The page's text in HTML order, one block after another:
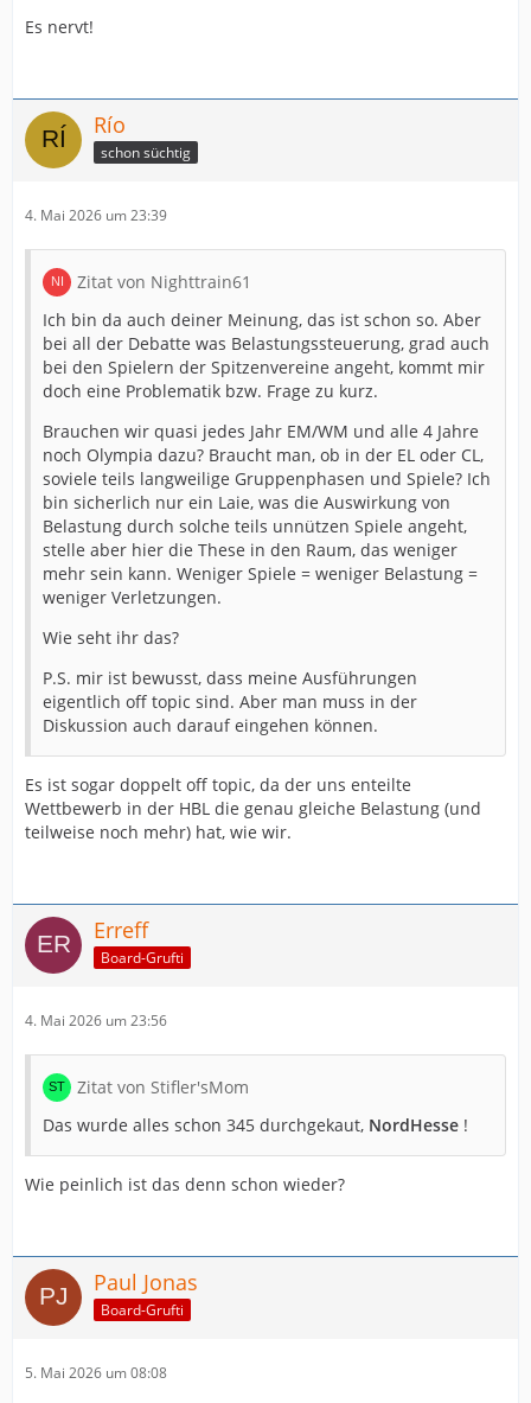
Es nervt!
Río
schon süchtig
4. Mai 2026 um 23:39
Zitat von Nighttrain61
Ich bin da auch deiner Meinung, das ist schon so. Aber
bei all der Debatte was Belastungssteuerung, grad auch
bei den Spielern der Spitzenvereine angeht, kommt mir
doch eine Problematik bzw. Frage zu kurz.
Brauchen wir quasi jedes Jahr EM/WM und alle 4 Jahre
noch Olympia dazu? Braucht man, ob in der EL oder CL,
soviele teils langweilige Gruppenphasen und Spiele? Ich
bin sicherlich nur ein Laie, was die Auswirkung von
Belastung durch solche teils unnützen Spiele angeht,
stelle aber hier die These in den Raum, das weniger
mehr sein kann. Weniger Spiele = weniger Belastung =
weniger Verletzungen.
Wie seht ihr das?
P.S. mir ist bewusst, dass meine Ausführungen
eigentlich off topic sind. Aber man muss in der
Diskussion auch darauf eingehen können.
Es ist sogar doppelt off topic, da der uns enteilte
Wettbewerb in der HBL die genau gleiche Belastung (und
teilweise noch mehr) hat, wie wir.
Erreff
Board-Grufti
4. Mai 2026 um 23:56
Zitat von Stifler'sMom
Das wurde alles schon 345 durchgekaut, NordHesse !
Wie peinlich ist das denn schon wieder?
Paul Jonas
Board-Grufti
5. Mai 2026 um 08:08